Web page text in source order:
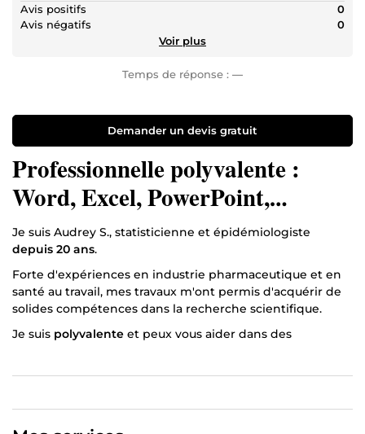
Avis positifs
0
Avis négatifs
0
Voir plus
Temps de réponse : —
Demander un devis gratuit
Professionnelle polyvalente :
Word, Excel, PowerPoint,
CANVA et données statistiques
Je suis Audrey S., statisticienne et épidémiologiste
depuis 20 ans.
Forte d'expériences en industrie pharmaceutique et en
santé au travail, mes travaux m'ont permis d'acquérir de
solides compétences dans la recherche scientifique.
Je suis polyvalente et peux vous aider dans des
réalisation et structuration de documents Word
scientifique...)
réalisation de vos présentations PowerPoint, avec